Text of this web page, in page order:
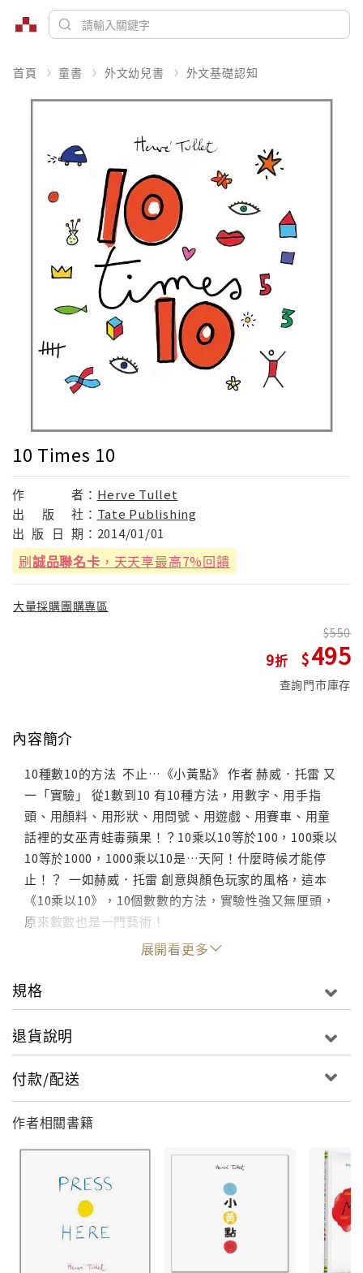
首頁 童書 外文幼兒書 外文基礎認知
10 Times 10
作 者： Herve Tullet
出
版 社： Tate Publishing
出 版 日 期： 2014/01/01
刷誠品聯名卡 ，天天享最高7%回饋
大量採購團購專區
9
550
495
查詢門市庫存
內容簡介
10種數10的方法 不止…《小黃點》 作者 赫威．托雷 又
一「實驗」 從1數到10 有10種方法，用數字、用手指
頭、用顏料、用形狀、用問號、用遊戲、用賽車、用童
話裡的女巫青蛙毒蘋果！？10乘以10等於100，100乘以
10等於1000，1000乘以10是…天阿！什麼時候才能停
止！？ 一如赫威．托雷 創意與顏色玩家的風格，這本
《10乘以10》，10個數數的方法，實驗性強又無厘頭，
原來數數也是一門藝術！
展開看更多
規格
退貨說明
付款/配送
作者相關書籍